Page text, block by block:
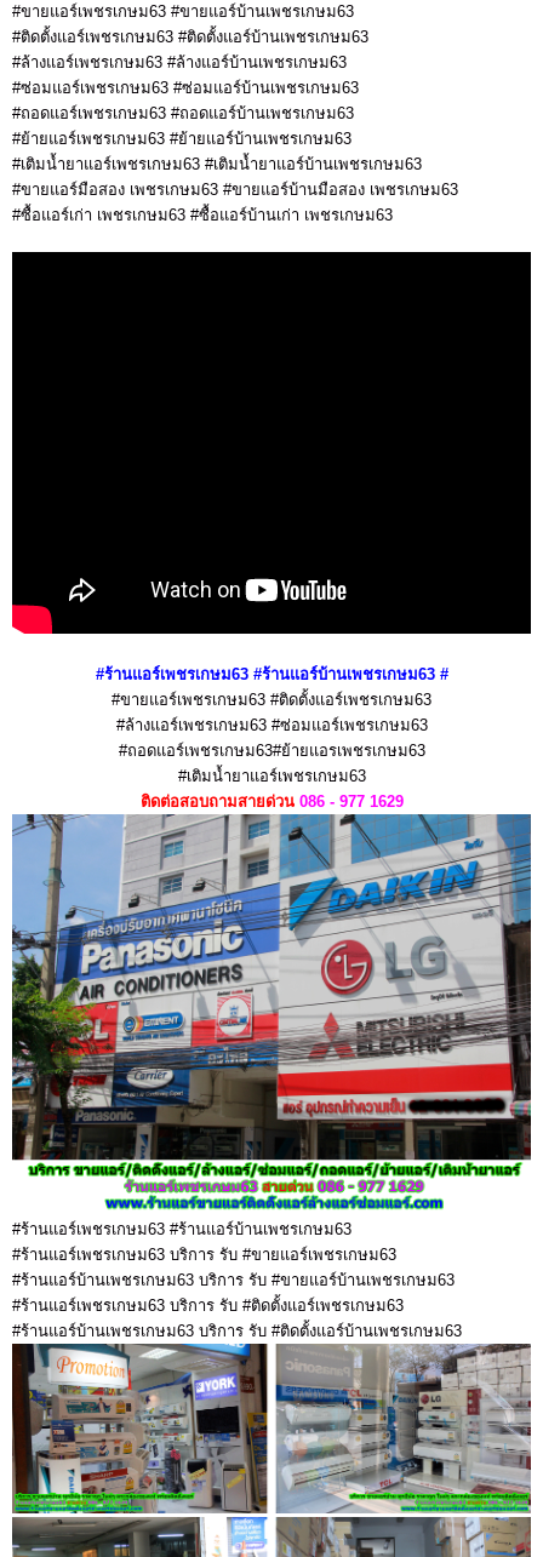
#ขายแอร์เพชรเกษม63 #ขายแอร์บ้านเพชรเกษม63
#ติดตั้งแอร์เพชรเกษม63 #ติดตั้งแอร์บ้านเพชรเกษม63
#ล้างแอร์เพชรเกษม63 #ล้างแอร์บ้านเพชรเกษม63
#ซ่อมแอร์เพชรเกษม63 #ซ่อมแอร์บ้านเพชรเกษม63
#ถอดแอร์เพชรเกษม63 #ถอดแอร์บ้านเพชรเกษม63
#ย้ายแอร์เพชรเกษม63 #ย้ายแอร์บ้านเพชรเกษม63
#เติมน้ำยาแอร์เพชรเกษม63 #เติมน้ำยาแอร์บ้านเพชรเกษม63
#ขายแอร์มือสอง เพชรเกษม63 #ขายแอร์บ้านมือสอง เพชรเกษม63
#ซื้อแอร์เก่า เพชรเกษม63 #ซื้อแอร์บ้านเก่า เพชรเกษม63
#ร้านแอร์เพชรเกษม63 #ร้านแอร์บ้านเพชรเกษม63#
#ขายแอร์เพชรเกษม63 #ติดตั้งแอร์เพชรเกษม63
#ล้างแอร์เพชรเกษม63 #ซ่อมแอร์เพชรเกษม63
#ถอดแอร์เพชรเกษม63#ย้ายแอรเพชรเกษม63
#เติมน้ำยาแอร์เพชรเกษม63
ติดต่อสอบถามสายด่วน 086 - 977 1629
#ร้านแอร์เพชรเกษม63 #ร้านแอร์บ้านเพชรเกษม63
#ร้านแอร์เพชรเกษม63 บริการ รับ #ขายแอร์เพชรเกษม63
#ร้านแอร์บ้านเพชรเกษม63 บริการ รับ #ขายแอร์บ้านเพชรเกษม63
#ร้านแอร์เพชรเกษม63 บริการ รับ #ติดตั้งแอร์เพชรเกษม63
#ร้านแอร์บ้านเพชรเกษม63 บริการ รับ #ติดตั้งแอร์บ้านเพชรเกษม63